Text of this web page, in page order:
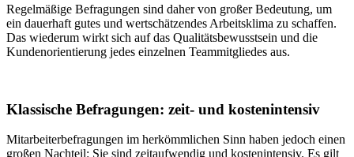
Regelmäßige Befragungen sind daher von großer Bedeutung, um
ein dauerhaft gutes und wertschätzendes Arbeitsklima zu schaffen.
Das wiederum wirkt sich auf das Qualitätsbewusstsein und die
Kundenorientierung jedes einzelnen Teammitgliedes aus.
Klassische Befragungen: zeit- und kostenintensiv
Mitarbeiterbefragungen im herkömmlichen Sinn haben jedoch einen
großen Nachteil: Sie sind zeitaufwendig und kostenintensiv. Es gilt